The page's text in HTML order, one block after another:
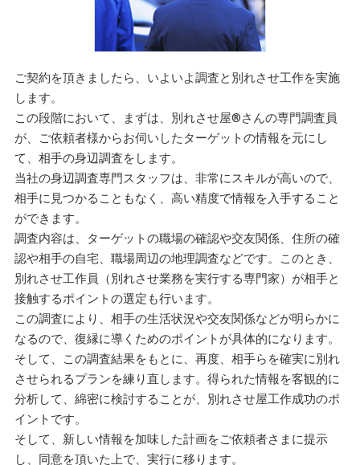
ご契約を頂きましたら、いよいよ調査と別れさせ工作を実施
します。
この段階において、まずは、別れさせ屋®さんの専門調査員
が、ご依頼者様からお伺いしたターゲットの情報を元にし
て、相手の身辺調査をします。
当社の身辺調査専門スタッフは、非常にスキルが高いので、
相手に見つかることもなく、高い精度で情報を入手すること
ができます。
調査内容は、ターゲットの職場の確認や交友関係、住所の確
認や相手の自宅、職場周辺の地理調査などです。このとき、
別れさせ工作員（別れさせ業務を実行する専門家）が相手と
接触するポイントの選定も行います。
この調査により、相手の生活状況や交友関係などが明らかに
なるので、復縁に導くためのポイントが具体的になります。
そして、この調査結果をもとに、再度、相手らを確実に別れ
させられるプランを練り直します。得られた情報を客観的に
分析して、綿密に検討することが、別れさせ屋工作成功のポ
イントです。
そして、新しい情報を加味した計画をご依頼者さまに提示
し、同意を頂いた上で、実行に移ります。